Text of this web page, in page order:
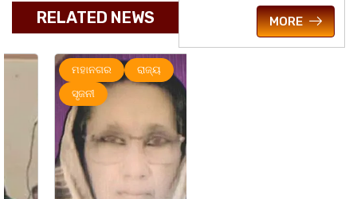
RELATED NEWS
ମହାନଗର
ରାଜ୍ୟ
MORE